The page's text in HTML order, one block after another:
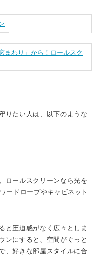
まわり」から！ロールスク
りたい人は、以下のような
ロールスクリーンなら光を
ードロープやキャビネット
と圧迫感がなく広々としま
ンにすると、空間がぐっと
、好きな部屋スタイルに合